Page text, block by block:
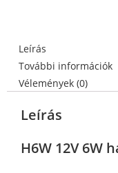
Leírás
További információk
Vélemények (0)
Leírás
H6W 12V 6W